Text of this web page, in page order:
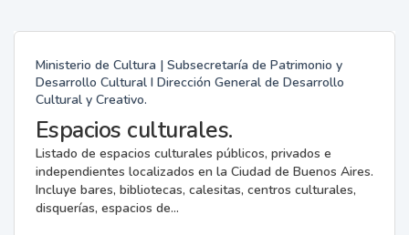
Ministerio de Cultura | Subsecretaría de Patrimonio y
Desarrollo Cultural I Dirección General de Desarrollo
Cultural y Creativo.
Espacios culturales.
Listado de espacios culturales públicos, privados e
independientes localizados en la Ciudad de Buenos Aires.
Incluye bares, bibliotecas, calesitas, centros culturales,
disquerías, espacios de...